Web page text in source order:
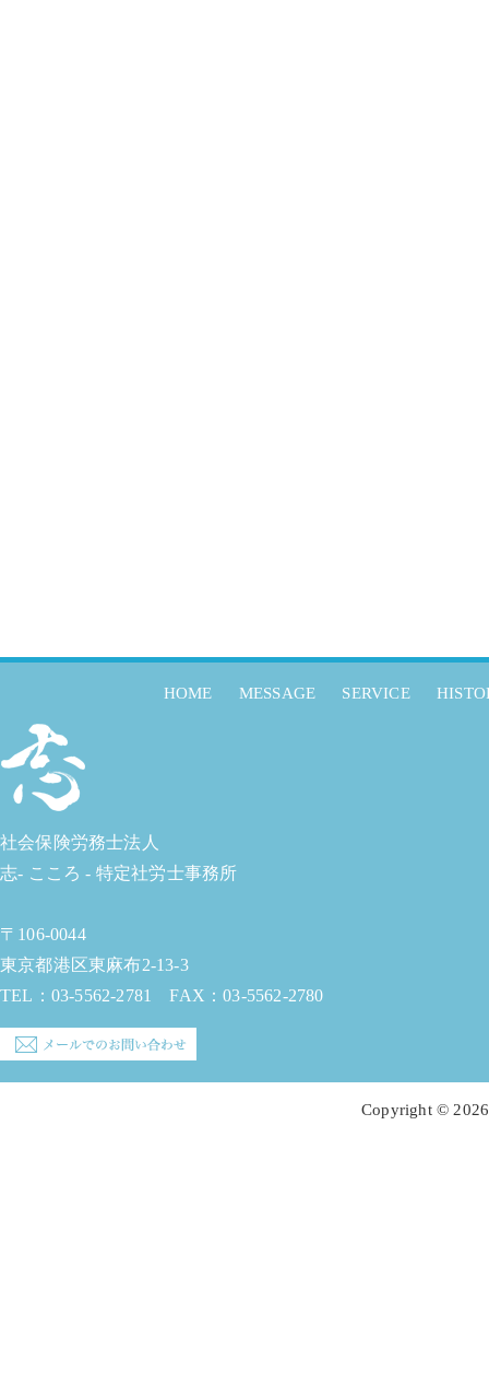
HOME MESSAGE SERVICE
社会保険労務士法人
志- こころ - 特定社労士事務所
〒106-0044
東京都港区東麻布2-13-3
TEL： 03-5562-2781 FAX：03-5562-2780
Copyright ©